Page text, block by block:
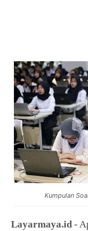
Kumpulan
Layarmaya.id-